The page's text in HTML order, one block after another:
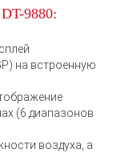
9880:
на встроенную
(6 диапазонов
воздуха, а